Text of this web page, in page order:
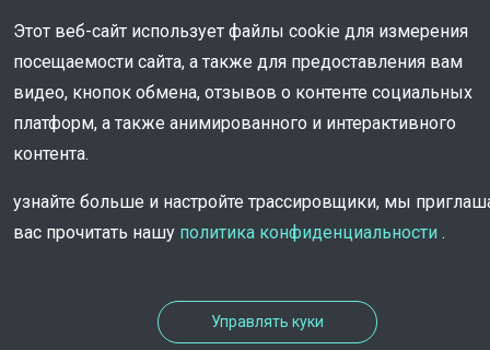
Информация
Этот веб-сайт использует файлы cookie для измерения
посещаемости сайта, а также для предоставления вам
видео, кнопок обмена, отзывов о контенте социальных
платформ, а также анимированного и интерактивного
контента.
узнайте больше и настройте трассировщики, мы
вас прочитать нашу политика конфиденциальности .
Управлять куки